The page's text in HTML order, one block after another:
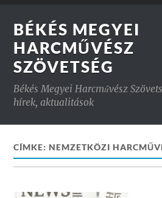
BÉKÉS MEGYEI
HARCMŰVÉSZ
SZÖVETSÉG
Békés Megyei Harcművész
hírek, aktualitások
CÍMKE:NEMZETKÖZI